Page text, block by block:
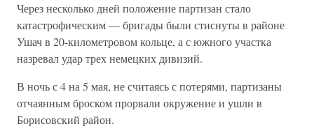
Через несколько дней положение партизан стало
катастрофическим — бригады были стиснуты в районе
Ушач в 20-километровом кольце, а с южного участка
назревал удар трех немецких дивизий.
В ночь с 4 на 5 мая, не считаясь с потерями, партизаны
отчаянным броском прорвали окружение и ушли в
Борисовский район.